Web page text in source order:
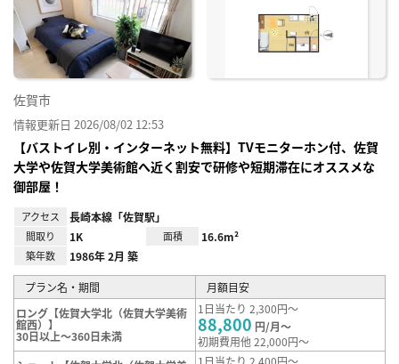
佐賀市
情報更新日 2026/08/02 12:53
【バストイレ別・インターネット無料】TVモニターホン付、佐賀
大学や佐賀大学美術館へ近く割安で研修や短期滞在にオススメな
御部屋！
アクセス 長崎本線「佐賀駅」
間取り 1K 面積 16.6m²
築年数 1986年 2月 築
プラン名・期間
月額目安
ロング【佐賀大学北（佐賀大学美術
館西）】
30日以上～360日未満
1日当たり 2,300円～
88,800 円/月～
初期費用他 22,000円～
1日当たり 2,400円～